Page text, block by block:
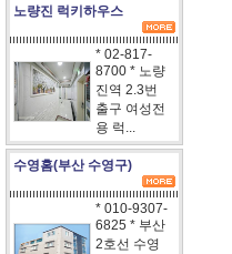
노량진 럭키하우스
* 02-817-
8700 * 노량
진역 2.3번
출구 여성전
용 럭...
수영홈(부산 수영구)
* 010-9307-
6825 * 부산
2호선 수영